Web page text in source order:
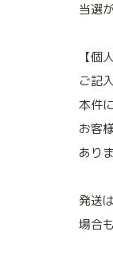
当選
【個
ご記
本件
お客
あり
発送
場合